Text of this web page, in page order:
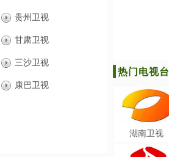
贵州卫视
甘肃卫视
三沙卫视
康巴卫视
热门电视台
湖南卫视